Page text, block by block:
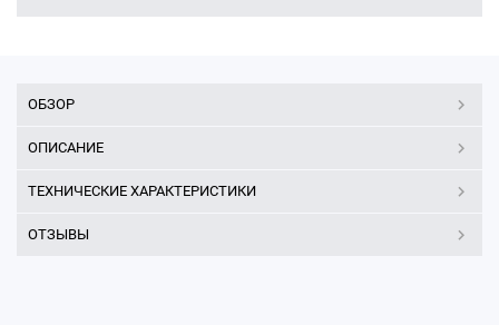
ОБЗОР
ОПИСАНИЕ
ТЕХНИЧЕСКИЕ ХАРАКТЕРИСТИКИ
ОТЗЫВЫ